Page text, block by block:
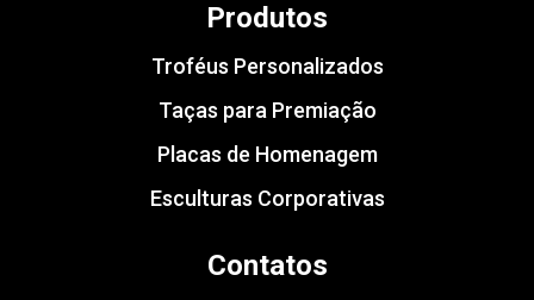
Produtos
Troféus Personalizados
Taças para Premiação
Placas de Homenagem
Esculturas Corporativas
Contatos